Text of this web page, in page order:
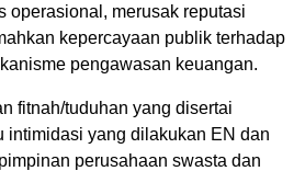
operasional, merusak reputasi
kepercayaan publik terhadap
pengawasan keuangan.
fitnah/tuduhan yang disertai
intimidasi yang dilakukan EN dan
perusahaan swasta dan